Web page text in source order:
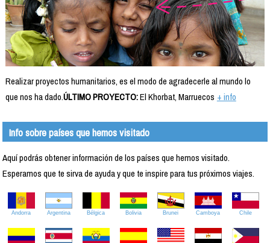
Realizar proyectos humanitarios, es el modo de agradecerle al mundo lo
que nos ha dado.ÚLTIMO PROYECTO:El Khorbat, Marruecos + info
Info sobre países que hemos visitado
Aquí podrás obtener información de los países que hemos visitado.
Esperamos que te sirva de ayuda y que te inspire para tus próximos viajes.
Andorra Argentina Bélgica Bolivia Brunei Camboya Chile